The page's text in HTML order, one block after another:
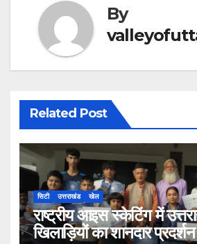
By
Related Post
सिटी उत्तराखंड खेल
राष्ट्रीय आइस स्केटिंग में
खिलाड़ियों का शानदार प्रदर्शन